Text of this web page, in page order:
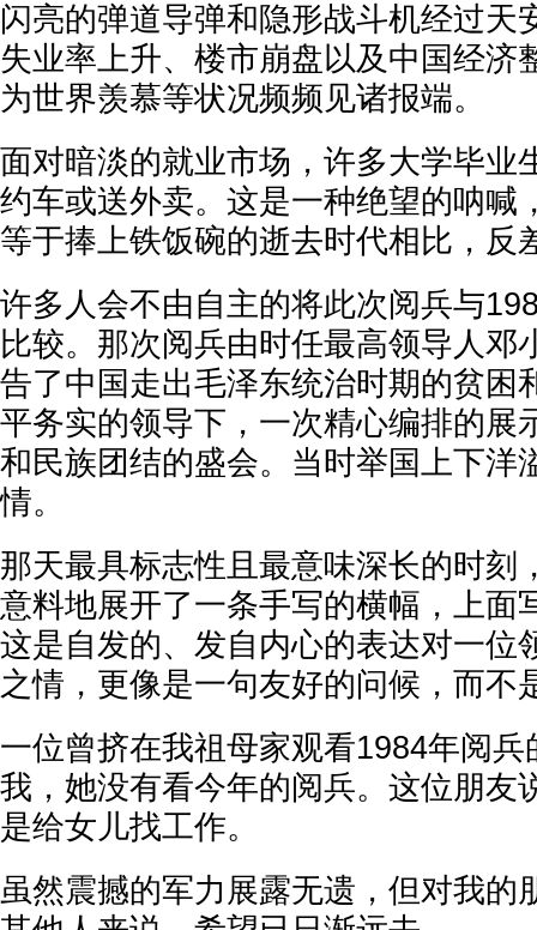
闪亮的弹道导弹和隐形战斗机经过天
失业率上升、楼市崩盘以及中国经济
为世界羡慕等状况频频见诸报端。
面对暗淡的就业市场，许多大学毕业
约车或送外卖。这是一种绝望的呐喊
等于捧上铁饭碗的逝去时代相比，反
许多人会不由自主的将此次阅兵与
比较。那次阅兵由时任最高领导人邓
告了中国走出毛泽东统治时期的贫困
平务实的领导下，一次精心编排的展
和民族团结的盛会。当时举国上下洋
情。
那天最具标志性且最意味深长的时刻
意料地展开了一条手写的横幅，上面
这是自发的、发自内心的表达对一位
之情，更像是一句友好的问候，而不
一位曾挤在我祖母家观看1984年阅
我，她没有看今年的阅兵。这位朋友
是给女儿找工作。
虽然震撼的军力展露无遗，但对我的